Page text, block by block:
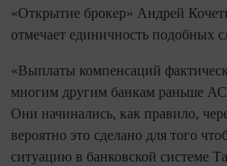
«Открытие брокер» Андрей
отмечает единичность подобных
«Выплаты компенсаций
многим другим банкам раньше
Они начинались, как правило,
вероятно это сделано для того
ситуацию в банковской системе